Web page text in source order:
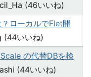
(46いいね)
？ローカルでFlet開
(44いいね)
の代替DBを検
(44いいね)